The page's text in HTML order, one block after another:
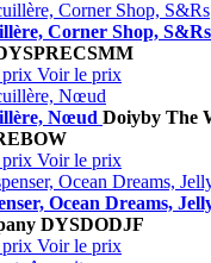
Corner Shop, S&Rs
prix Voir le prix
Nœud Doiyby The
prix Voir le prix
Ocean Dreams,
DYSDODJF
prix Voir le prix